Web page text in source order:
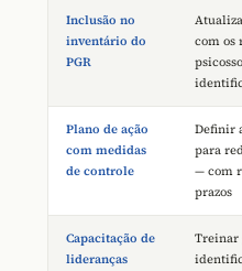
Inclusão no
inventário do
PGR
com os
Plano de ação
com medidas
de controle
Definir
para
— com
prazos
Capacitação de
lideranças
Treinar